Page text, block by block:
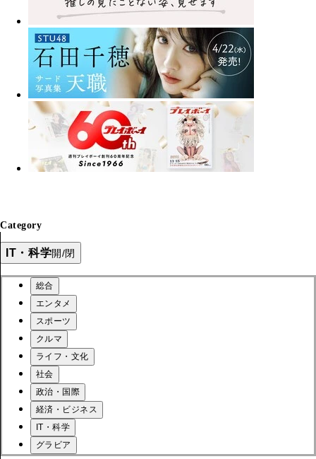
Category
IT・科学開/閉
総合
エンタメ
スポーツ
クルマ
ライフ・文化
社会
政治・国際
経済・ビジネス
IT・科学
グラビア